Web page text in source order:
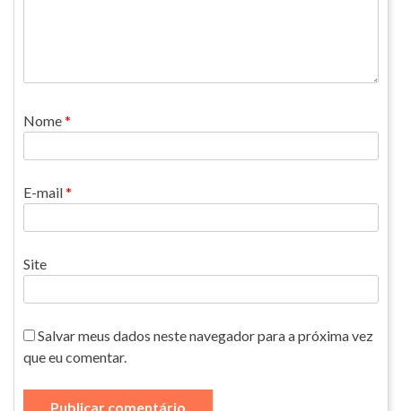
Nome*
E-mail*
Site
Salvar meus dados neste navegador para a próxima vez
que eu comentar.